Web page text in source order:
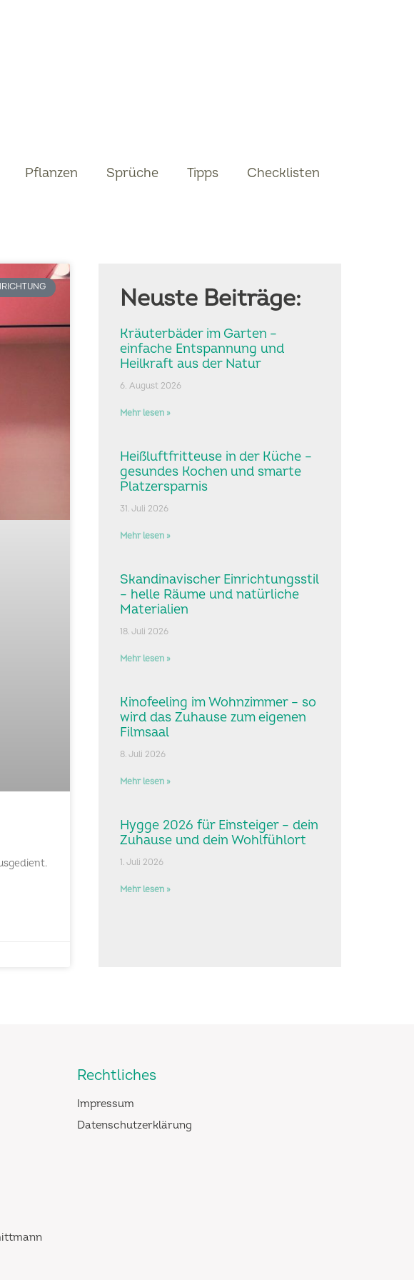
Pflanzen Sprüche Tipps Checklisten
Neuste Beiträge:
Kräuterbäder im Garten –
einfache Entspannung und
Heilkraft aus der Natur
6. August 2026
Mehr lesen »
Heißluftfritteuse in der Küche –
gesundes Kochen und smarte
Platzersparnis
31. Juli 2026
Mehr lesen »
Skandinavischer Einrichtungsstil
– helle Räume und natürliche
Materialien
18. Juli 2026
Mehr lesen »
Kinofeeling im Wohnzimmer – so
wird das Zuhause zum eigenen
Filmsaal
8. Juli 2026
Mehr lesen »
Hygge 2026 für Einsteiger – dein
Zuhause und dein Wohlfühlort
1. Juli 2026
Mehr lesen »
Rechtliches
Impressum
Datenschutzerklärung